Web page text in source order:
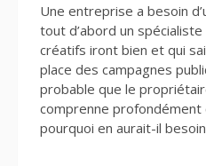
Une entreprise a besoin
tout d’abord un
créatifs iront bien et qui
place des campagnes
probable que le
comprenne profondément
pourquoi en aurait-il